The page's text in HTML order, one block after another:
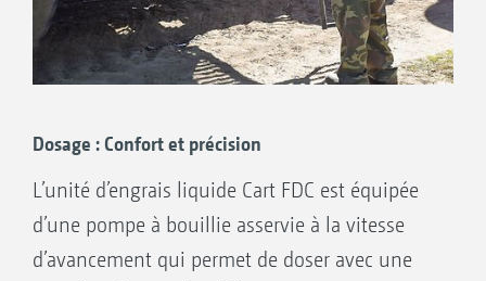
Dosage : Confort et précision
L’unité d’engrais liquide Cart FDC est équipée
d’une pompe à bouillie asservie à la vitesse
d’avancement qui permet de doser avec une